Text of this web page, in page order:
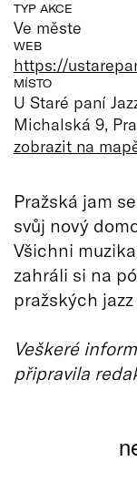
TYP AKCE
Ve měste
WEB
https://
MÍSTO
U Staré paní
Michalská 9,
zobrazit na
Pražská jam
svůj nový
Všichni
zahráli si na
pražských
Veškeré
připravila